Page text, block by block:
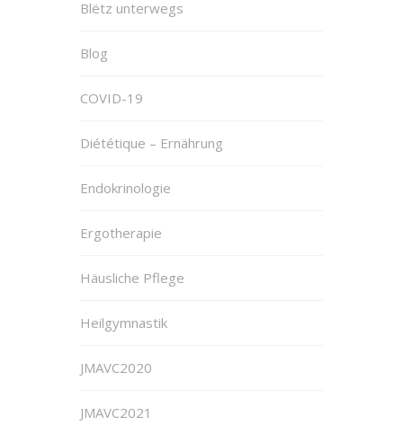
Blëtz unterwegs
Blog
COVID-19
Diététique – Ernährung
Endokrinologie
Ergotherapie
Häusliche Pflege
Heilgymnastik
JMAVC2020
JMAVC2021